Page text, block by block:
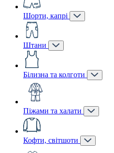
Шорти, капрі
Штани
Білизна та колготи
Піжами та халати
Кофти, світшоти